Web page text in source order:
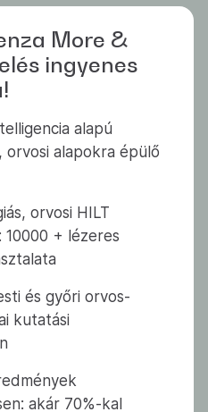
More &
ingyenes
alapú
orvosi alapokra épülő
orvosi HILT
10000 + lézeres
és győri orvos-
kutatási
akár 70%-kal